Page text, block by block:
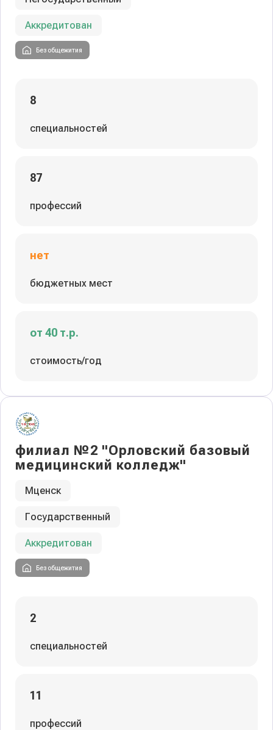
Аккредитован
Без общежития
8
специальностей
87
профессий
нет
бюджетных мест
от 40 т.р.
стоимость/год
филиал №2 "Орловский базовый
медицинский колледж"
Мценск
Государственный
Аккредитован
Без общежития
2
специальностей
11
профессий